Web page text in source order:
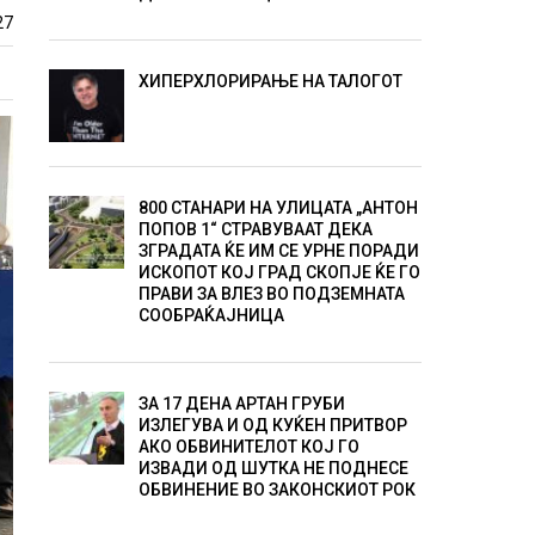
ХИПЕРХЛОРИРАЊЕ НА ТАЛОГОТ
800 СТАНАРИ НА УЛИЦАТА „АНТОН
ПОПОВ 1“ СТРАВУВААТ ДЕКА
ЗГРАДАТА ЌЕ ИМ СЕ УРНЕ ПОРАДИ
ИСКОПОТ КОЈ ГРАД СКОПЈЕ ЌЕ ГО
ПРАВИ ЗА ВЛЕЗ ВО ПОДЗЕМНАТА
СООБРАЌАЈНИЦА
ЗА 17 ДЕНА АРТАН ГРУБИ
ИЗЛЕГУВА И ОД КУЌЕН ПРИТВОР
АКО ОБВИНИТЕЛОТ КОЈ ГО
ИЗВАДИ ОД ШУТКА НЕ ПОДНЕСЕ
ОБВИНЕНИЕ ВО ЗАКОНСКИОТ РОК